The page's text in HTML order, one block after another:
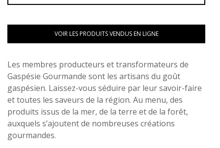
VOIR LES PRODUITS VENDUS EN LIGNE
Les membres producteurs et transformateurs de
Gaspésie Gourmande sont les artisans du goût
gaspésien. Laissez-vous séduire par leur savoir-faire
et toutes les saveurs de la région. Au menu, des
produits issus de la mer, de la terre et de la forêt,
auxquels s’ajoutent de nombreuses créations
gourmandes.